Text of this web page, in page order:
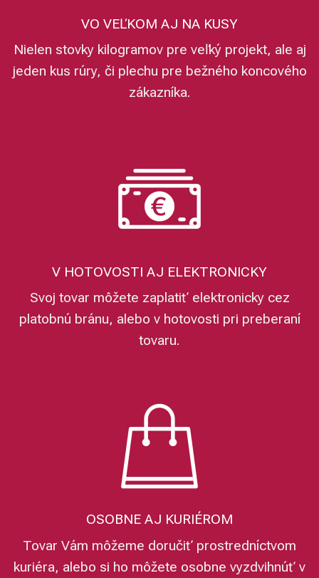
VO VEĽKOM AJ NA KUSY
Nielen stovky kilogramov pre veľký projekt, ale aj
jeden kus rúry, či plechu pre bežného koncového
zákazníka.
V HOTOVOSTI AJ ELEKTRONICKY
Svoj tovar môžete zaplatiť elektronicky cez
platobnú bránu, alebo v hotovosti pri preberaní
tovaru.
OSOBNE AJ KURIÉROM
Tovar Vám môžeme doručiť prostredníctvom
kuriéra, alebo si ho môžete osobne vyzdvihnúť v